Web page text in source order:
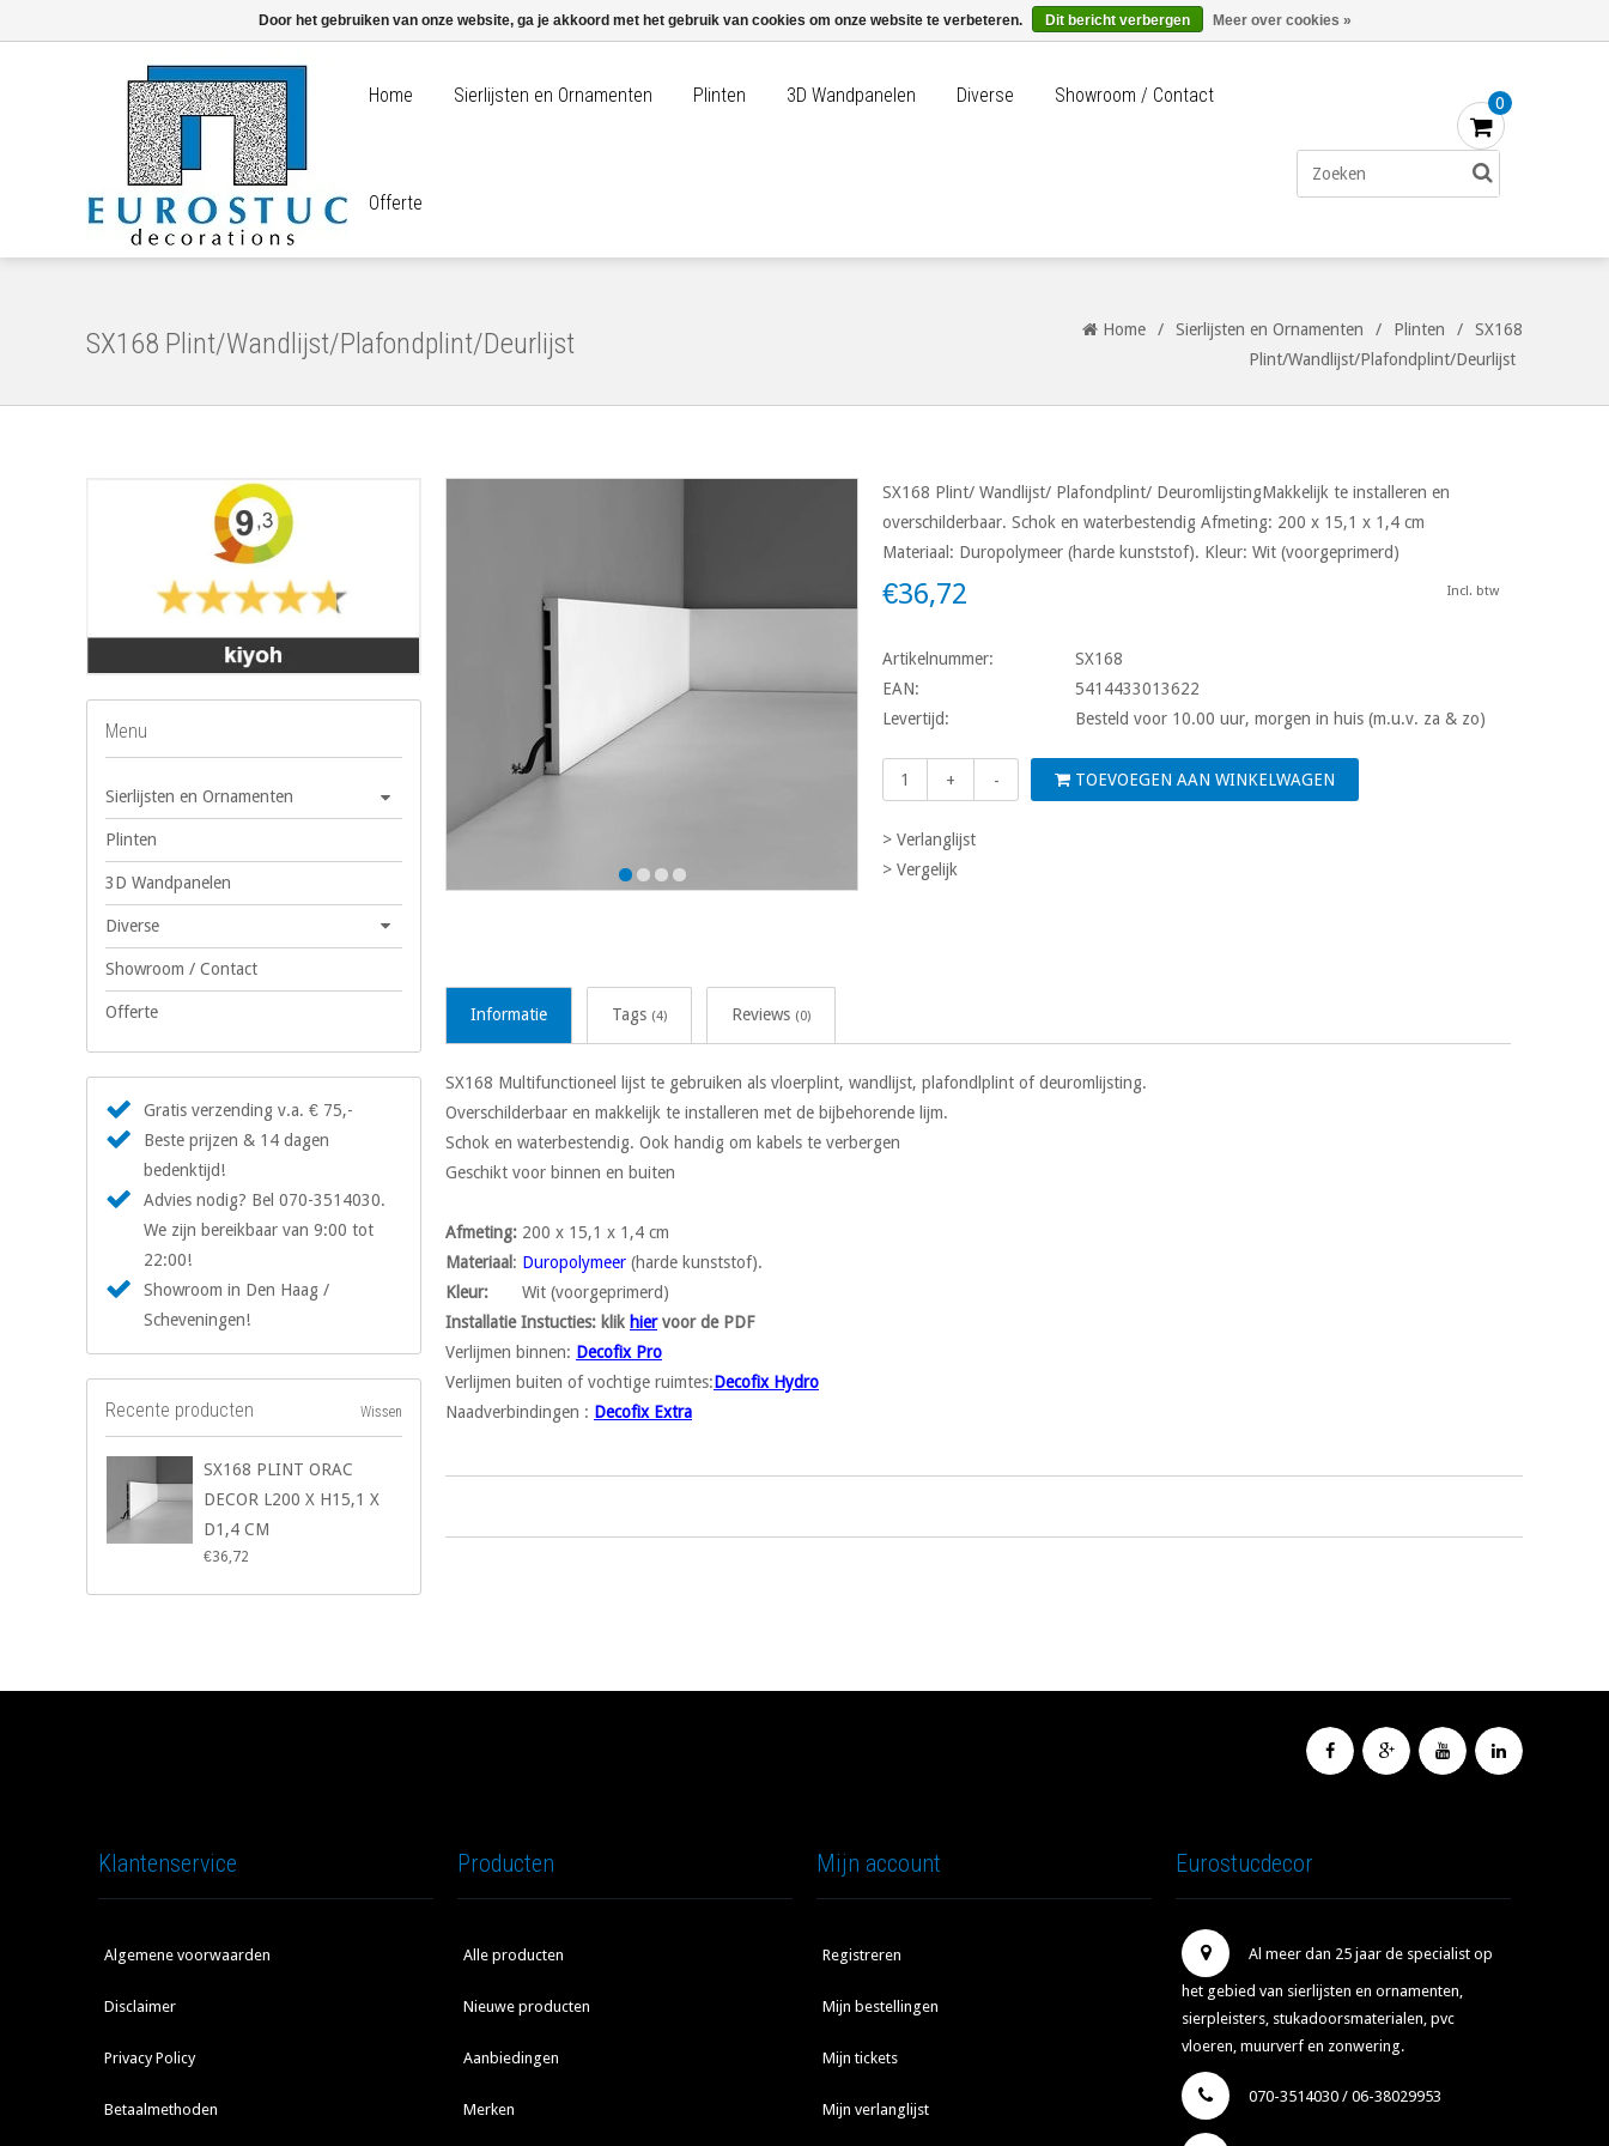
Merken Bestellen - €0,00
Home Sierlijsten en Ornamenten Plinten 3D Wandpanelen Diverse Showroom / Contact
Offerte
0
SX168 Plint/Wandlijst/Plafondplint/Deurlijst Home / Sierlijsten en Ornamenten / Plinten /
SX168
Plint/Wandlijst/Plafondplint/Deurlijst
SX168 Plint/ Wandlijst/ Plafondplint/ DeuromlijstingMakkelijk te installeren en
overschilderbaar. Schok en waterbestendig Afmeting: 200 x 15,1 x 1,4 cm
Materiaal: Duropolymeer (harde kunststof). Kleur: Wit (voorgeprimerd)
€36,72 Incl. btw
Artikelnummer:
SX168
EAN:
5414433013622
Levertijd:
Besteld voor 10.00 uur, morgen in huis (m.u.v. za & zo)
+ - TOEVOEGEN AAN WINKELWAGEN
> Verlanglijst
> Vergelijk
Informatie Tags (4) Reviews (0)
SX168 Multifunctioneel lijst te gebruiken als vloerplint, wandlijst, plafondlplint of deuromlijsting.
Overschilderbaar en makkelijk te installeren met de bijbehorende lijm.
Schok en waterbestendig. Ook handig om kabels te verbergen
Geschikt voor binnen en buiten
Afmeting: 200 x 15,1 x 1,4 cm
Materiaal : Duropolymeer (harde kunststof).
Kleur: Wit (voorgeprimerd)
Installatie Instucties: klik hiervoor de PDF
Verlijmen binnen: Decofix Pro
Verlijmen buiten of vochtige ruimtes:Decofix Hydro
Naadverbindingen : Decofix Extra
Menu
Sierlijsten en Ornamenten
Plinten
3D Wandpanelen
Diverse
Showroom / Contact
Offerte
Gratis verzending v.a. € 75,-
Beste prijzen & 14 dagen
bedenktijd!
Advies nodig? Bel 070-3514030.
We zijn bereikbaar van 9:00 tot
22:00!
Showroom in Den Haag /
Scheveningen!
Recente producten Wissen
SX168 PLINT ORAC
DECOR L200 X H15,1 X
D1,4 CM
€36,72
Klantenservice
Algemene voorwaarden
Disclaimer
Privacy Policy
Betaalmethoden
Producten
Alle producten
Nieuwe producten
Aanbiedingen
Merken
Mijn account
Registreren
Mijn bestellingen
Mijn tickets
Mijn verlanglijst
Eurostucdecor
Al meer dan 25 jaar de specialist op
het gebied van sierlijsten en ornamenten,
sierpleisters, stukadoorsmaterialen, pvc
vloeren, muurverf en zonwering.
070-3514030 / 06-38029953
Door het gebruiken van onze website, ga je akkoord met het gebruik van cookies om onze website te verbeteren. Dit bericht verbergen Meer over cookies »